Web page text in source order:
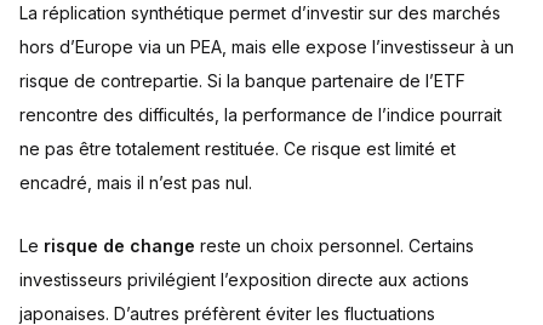
La réplication synthétique permet d’investir sur des marchés
hors d’Europe via un PEA, mais elle expose l’investisseur à un
risque de contrepartie. Si la banque partenaire de l’ETF
rencontre des difficultés, la performance de l’indice pourrait
ne pas être totalement restituée. Ce risque est limité et
encadré, mais il n’est pas nul.
Le risque de change reste un choix personnel. Certains
investisseurs privilégient l’exposition directe aux actions
japonaises. D’autres préfèrent éviter les fluctuations